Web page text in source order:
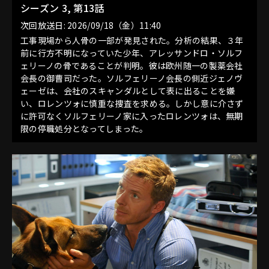
シーズン 3, 第13話
次回放送日: 2026/09/18（金）11:40
工事現場から人骨の一部が発見された。分析の結果、３年
前に行方不明になっていた少年、アレッサンドロ・ソルフ
ェリーノの骨であることが判明。彼は欧州随一の製薬会社
会長の御曹司だった。ソルフェリーノ会長の側近ジェノヴ
ェーゼは、会社のスキャンダルとして表に出ることを嫌
い、ロレンツォに慎重な捜査を求める。しかし意に介さず
に許可なくソルフェリーノ家に入ったロレンツォは、無期
限の停職処分となってしまった。